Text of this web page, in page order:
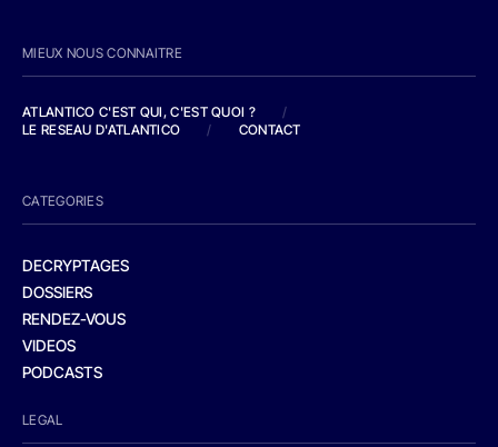
MIEUX NOUS CONNAITRE
ATLANTICO C'EST QUI, C'EST QUOI ?
/
LE RESEAU D'ATLANTICO
/ CONTACT
CATEGORIES
DECRYPTAGES
DOSSIERS
RENDEZ-VOUS
VIDEOS
PODCASTS
LEGAL